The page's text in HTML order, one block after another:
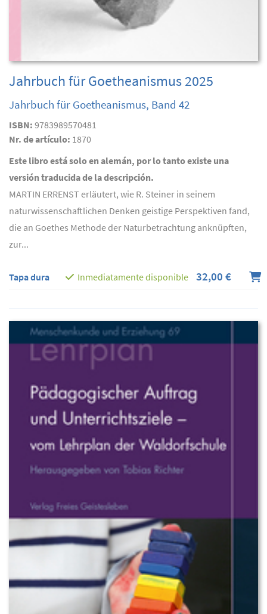
Jahrbuch für Goetheanismus 2025
Jahrbuch für Goetheanismus, Band 42
ISBN: 9783989570481
Nr. de artículo: 1870
Este libro está solo en alemán, por lo tanto existe una
versión traducida de la descripción.
MARTIN ERRENST erläutert, wie R. Steiner in seinem
naturwissenschaftlichen Denken geistige Perspektiven fand,
die an Goethes Methode der Naturbetrachtung anknüpften,
zur...
Tapa dura Inmediatamente disponible 32,00 €